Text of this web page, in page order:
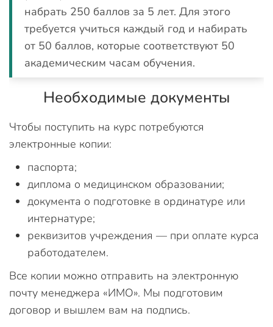
набрать 250 баллов за 5 лет. Для этого
требуется учиться каждый год и набирать
от 50 баллов, которые соответствуют 50
академическим часам обучения.
Необходимые документы
Чтобы поступить на курс потребуются
электронные копии:
паспорта;
диплома о медицинском образовании;
документа о подготовке в ординатуре или
интернатуре;
реквизитов учреждения — при оплате курса
работодателем.
Все копии можно отправить на электронную
почту менеджера «ИМО». Мы подготовим
договор и вышлем вам на подпись.